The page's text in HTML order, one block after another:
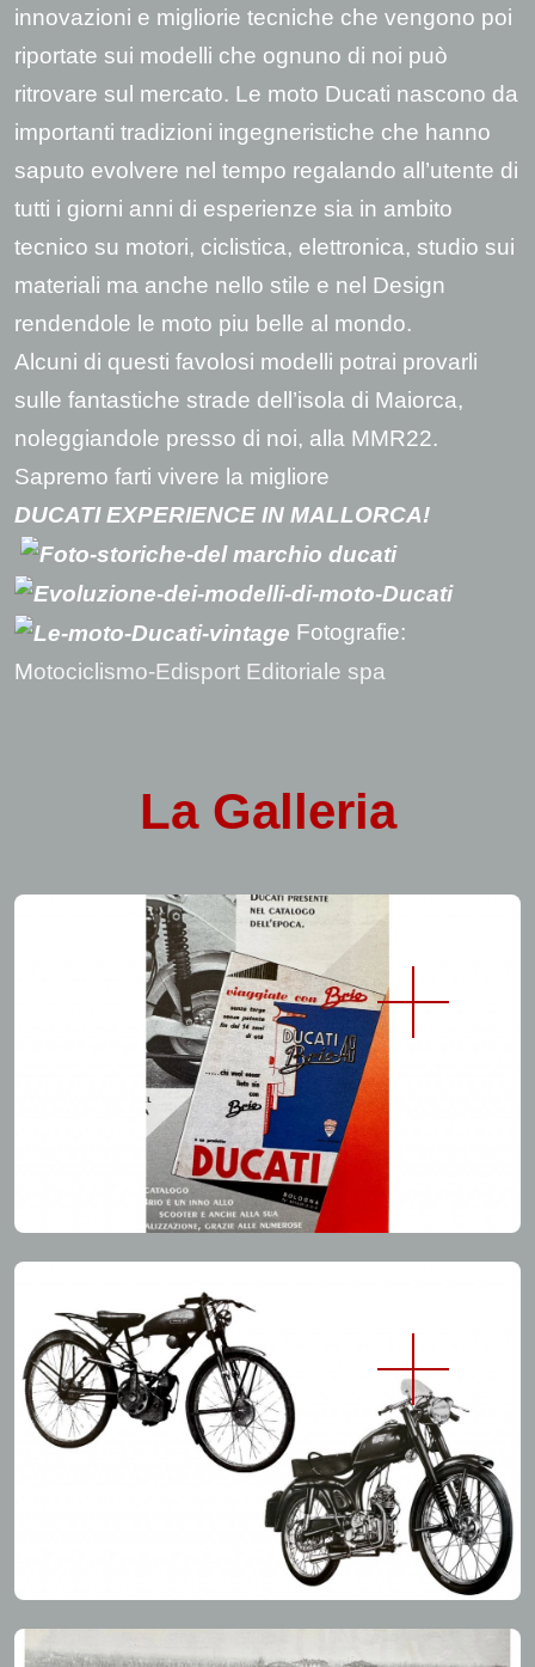
innovazioni e migliorie tecniche che vengono poi
riportate sui modelli che ognuno di noi può
ritrovare sul mercato. Le moto Ducati nascono da
importanti tradizioni ingegneristiche che hanno
saputo evolvere nel tempo regalando all’utente di
tutti i giorni anni di esperienze sia in ambito
tecnico su motori, ciclistica, elettronica, studio sui
materiali ma anche nello stile e nel Design
rendendole le moto piu belle al mondo.
Alcuni di questi favolosi modelli potrai provarli
sulle fantastiche strade dell’isola di Maiorca,
noleggiandole presso di noi, alla MMR22.
Sapremo farti vivere la migliore
DUCATI EXPERIENCE IN MALLORCA!
Fotografie:
Motociclismo-Edisport Editoriale spa
LaGalleria